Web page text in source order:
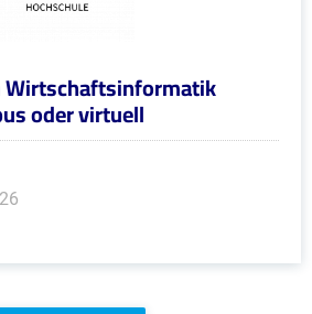
Wirtschaftsinformatik
oder virtuell